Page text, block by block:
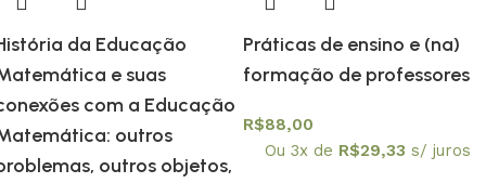
da Educação
e suas
com a Educação
outros
outros objetos,
Práticas de ensino e (na)
formação de professores
R$88,00
Ou 3x de R$29,33 s/ juros